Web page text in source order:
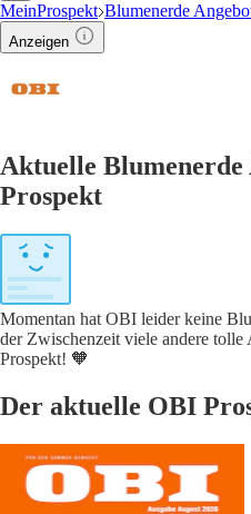
MeinProspekt Blumenerde
Anzeigen
Aktuelle
Prospekt
Momentan hat OBI leider keine
der Zwischenzeit viele andere
Prospekt! 🧡
Der aktuelle OBI